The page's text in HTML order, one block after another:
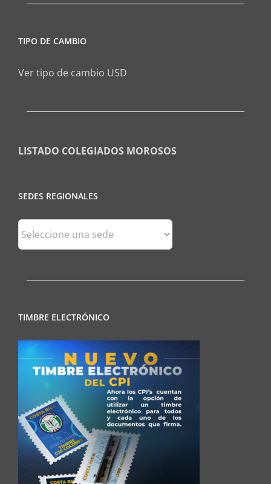
TIPO DE CAMBIO
Ver tipo de cambio USD
LISTADO COLEGIADOS MOROSOS
SEDES REGIONALES
Sedes
Regionales
TIMBRE ELECTRÓNICO